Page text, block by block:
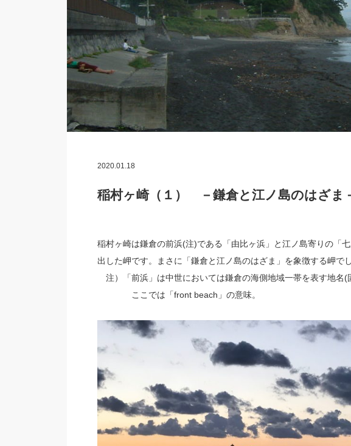
2020.01.18
稲村ヶ崎（１） －鎌倉と江ノ島のはざま
稲村ヶ崎は鎌倉の前浜(注)である「由比ヶ浜」と江ノ島寄りの「
出した岬です。まさに「鎌倉と江ノ島のはざま」を象徴する岬でし
注）「前浜」は中世においては鎌倉の海側地域一帯を表す地名(
ここでは「front beach」の意味。